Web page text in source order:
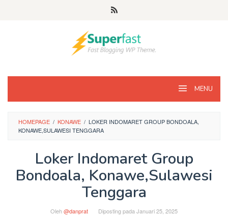
MENU
HOMEPAGE / KONAWE / LOKER INDOMARET GROUP BONDOALA,
KONAWE,SULAWESI TENGGARA
Loker Indomaret Group
Bondoala, Konawe,Sulawesi
Tenggara
Oleh@danprat Diposting pada Januari 25, 2025